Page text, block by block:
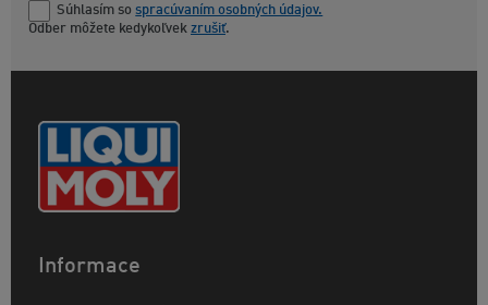
Súhlasím so spracúvaním osobných údajov.
Odber môžete kedykoľvek zrušiť.
Informace